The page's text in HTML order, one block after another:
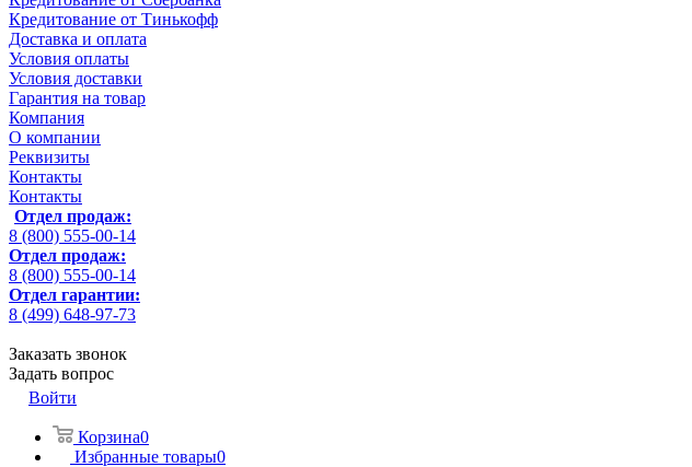
Кредитование от Тинькофф
Доставка и оплата
Условия оплаты
Условия доставки
Гарантия на товар
Компания
О компании
Реквизиты
Контакты
Контакты
Отдел продаж:
8 (800) 555-00-14
Отдел продаж:
8 (800) 555-00-14
Отдел гарантии:
8 (499) 648-97-73
Заказать звонок
Задать вопрос
Войти
Корзина0
Избранные товары0